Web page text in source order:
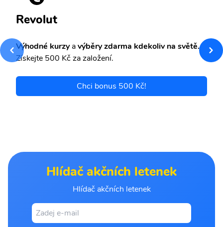
Revolut
Výhodné kurzyavýběry zdarma kdekoliv na světě.
Získejte 500 Kč za založení.
Chci bonus 500 Kč!
Hlídač akčních letenek
Hlídač akčních letenek